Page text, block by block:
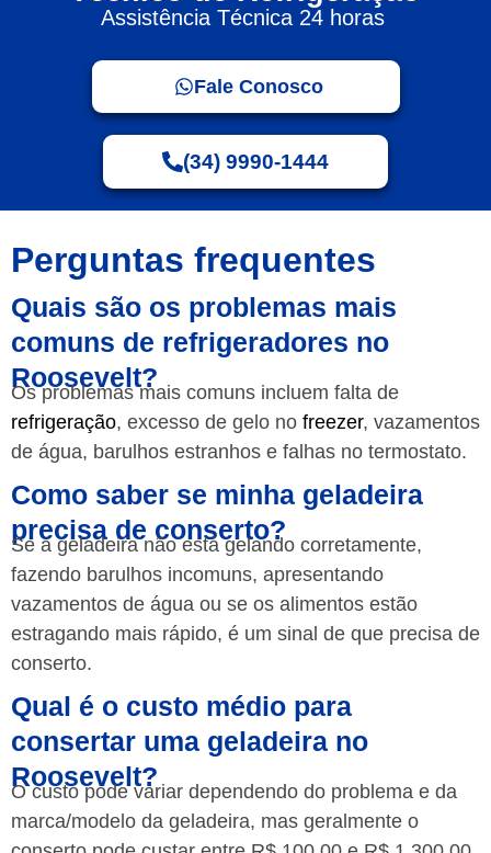
Assistência Técnica 24 horas
Fale Conosco
(34) 9990-1444
Perguntas frequentes
Quais são os problemas mais
comuns de refrigeradores no
Roosevelt?
Os problemas mais comuns incluem falta de
refrigeração, excesso de gelo no freezer, vazamentos
de água, barulhos estranhos e falhas no termostato.
Como saber se minha geladeira
precisa de conserto?
Se a geladeira não está gelando corretamente,
fazendo barulhos incomuns, apresentando
vazamentos de água ou se os alimentos estão
estragando mais rápido, é um sinal de que precisa de
conserto.
Qual é o custo médio para
consertar uma geladeira no
Roosevelt?
O custo pode variar dependendo do problema e da
marca/modelo da geladeira, mas geralmente o